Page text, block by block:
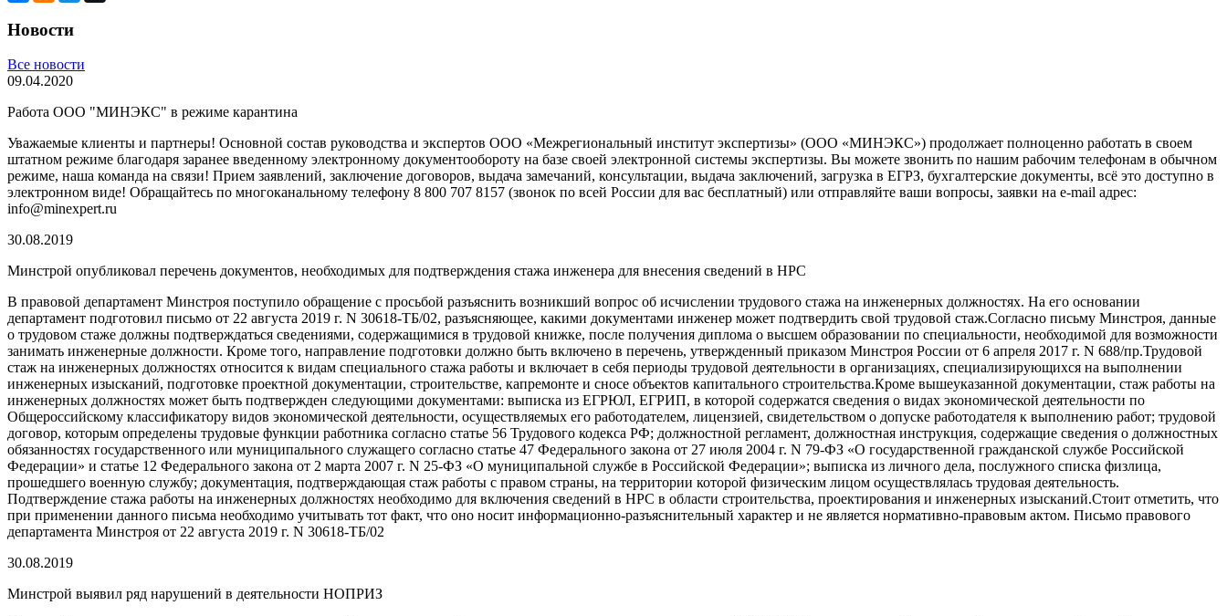
Новости
Все новости
09.04.2020
Работа ООО "МИНЭКС" в режиме карантина
Уважаемые клиенты и партнеры! Основной состав руководства и экспертов ООО «Межрегиональный институт экспертизы» (ООО «МИНЭКС») продолжает полноценно работать в своем
штатном режиме благодаря заранее введенному электронному документообороту на базе своей электронной системы экспертизы. Вы можете звонить по нашим рабочим телефонам в обычном
режиме, наша команда на связи! Прием заявлений, заключение договоров, выдача замечаний, консультации, выдача заключений, загрузка в ЕГРЗ, бухгалтерские документы, всё это доступно в
электронном виде! Обращайтесь по многоканальному телефону 8 800 707 8157 (звонок по всей России для вас бесплатный) или отправляйте ваши вопросы, заявки на e-mail адрес:
info@minexpert.ru
30.08.2019
Минстрой опубликовал перечень документов, необходимых для подтверждения стажа инженера для внесения сведений в НРС
В правовой департамент Минстроя поступило обращение с просьбой разъяснить возникший вопрос об исчислении трудового стажа на инженерных должностях. На его основании
департамент подготовил письмо от 22 августа 2019 г. N 30618-ТБ/02, разъясняющее, какими документами инженер может подтвердить свой трудовой стаж.Согласно письму Минстроя, данные
о трудовом стаже должны подтверждаться сведениями, содержащимися в трудовой книжке, после получения диплома о высшем образовании по специальности, необходимой для возможности
занимать инженерные должности. Кроме того, направление подготовки должно быть включено в перечень, утвержденный приказом Минстроя России от 6 апреля 2017 г. N 688/пр.Трудовой
стаж на инженерных должностях относится к видам специального стажа работы и включает в себя периоды трудовой деятельности в организациях, специализирующихся на выполнении
инженерных изысканий, подготовке проектной документации, строительстве, капремонте и сносе объектов капитального строительства.Кроме вышеуказанной документации, стаж работы на
инженерных должностях может быть подтвержден следующими документами: выписка из ЕГРЮЛ, ЕГРИП, в которой содержатся сведения о видах экономической деятельности по
Общероссийскому классификатору видов экономической деятельности, осуществляемых его работодателем, лицензией, свидетельством о допуске работодателя к выполнению работ; трудовой
договор, которым определены трудовые функции работника согласно статье 56 Трудового кодекса РФ; должностной регламент, должностная инструкция, содержащие сведения о должностных
обязанностях государственного или муниципального служащего согласно статье 47 Федерального закона от 27 июля 2004 г. N 79-ФЗ «О государственной гражданской службе Российской
Федерации» и статье 12 Федерального закона от 2 марта 2007 г. N 25-ФЗ «О муниципальной службе в Российской Федерации»; выписка из личного дела, послужного списка физлица,
прошедшего военную службу; документация, подтверждающая стаж работы с правом страны, на территории которой физическим лицом осуществлялась трудовая деятельность.
Подтверждение стажа работы на инженерных должностях необходимо для включения сведений в НРС в области строительства, проектирования и инженерных изысканий.Стоит отметить, что
при применении данного письма необходимо учитывать тот факт, что оно носит информационно-разъяснительный характер и не является нормативно-правовым актом. Письмо правового
департамента Минстроя от 22 августа 2019 г. N 30618-ТБ/02
30.08.2019
Минстрой выявил ряд нарушений в деятельности НОПРИЗ